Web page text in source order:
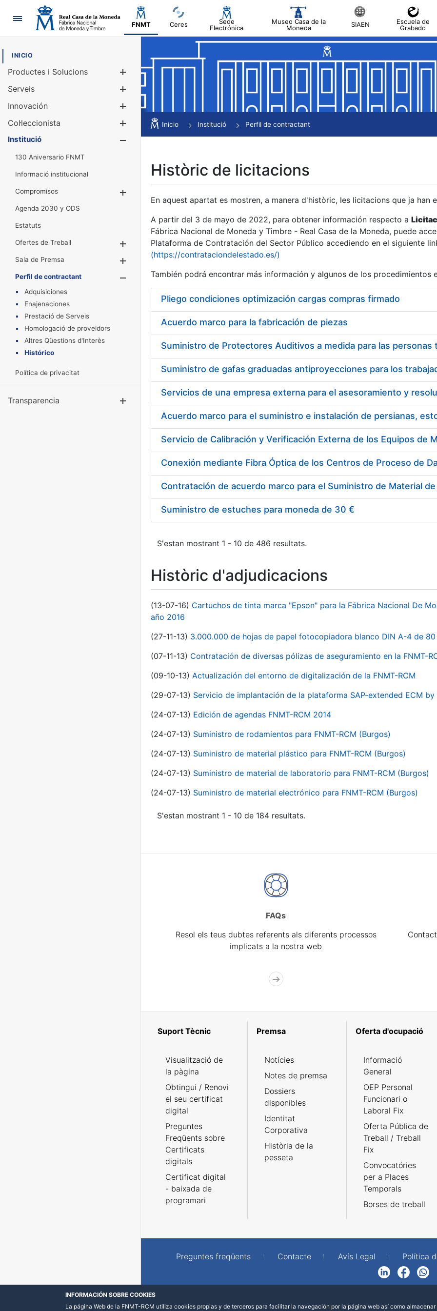
Navegació
FNMT Ceres
Sede
Electrónica
Museo Casa de la
Moneda
SIAEN
Escuela de
Grabado
INICIO
Productes i Solucions
Mostra/Amaga
Serveis
Innovación
Col·leccionista
Mostra/Amaga
Institució
130 Aniversario FNMT
Informació institucional
Compromisos
Agenda 2030 y ODS
Estatuts
Ofertes de Treball
Mostra/Amaga
Sala de Premsa
Mostra/Amaga
Perfil de contractant
Mostra/Amaga
Adquisiciones
Enajenaciones
Prestació de Serveis
Homologació de proveïdors
Altres Qüestions d'Interès
Histórico
Política de privacitat
Transparencia
Inicio Institució Perfil de contractant
Històric de licitacions
En aquest apartat es mostren, a manera d'històric, les licitacions que ja
A partir del 3 de mayo de 2022, para obtener información respecto a
Fábrica Nacional de Moneda y Timbre - Real Casa de la Moneda, puede
Plataforma de Contratación del Sector Público accediendo en el siguiente
(https://contrataciondelestado.es/)
También podrá encontrar más información y algunos de los procedimientos
Pliego condiciones optimización cargas compras firmado
Acuerdo marco para la fabricación de piezas
Acuerdo marco para el suministro e instalación de persianas,
Suministro de estuches para moneda de 30 €
S'estan mostrant 1 - 10 de 486 resultats.
Històric d'adjudicacions
(13-07-16) Cartuchos de tinta marca "Epson" para la Fábrica Nacional De
año 2016
(27-11-13) 3.000.000 de hojas de papel fotocopiadora blanco DIN A-4 de 80
(07-11-13) Contratación de diversas pólizas de aseguramiento en la FNMT-
(09-10-13) Actualización del entorno de digitalización de la FNMT-RCM
(29-07-13) Servicio de implantación de la plataforma SAP-extended ECM by
(24-07-13) Edición de agendas FNMT-RCM 2014
(24-07-13) Suministro de rodamientos para FNMT-RCM (Burgos)
(24-07-13) Suministro de material plástico para FNMT-RCM (Burgos)
(24-07-13) Suministro de material de laboratorio para FNMT-RCM (Burgos)
(24-07-13) Suministro de material electrónico para FNMT-RCM (Burgos)
S'estan mostrant 1 - 10 de 184 resultats.
FAQs
Resol els teus dubtes referents als diferents processos
implicats a la nostra web
Suport Tècnic
Visualització de
la pàgina
Obtingui / Renovi
el seu certificat
digital
Preguntes
Freqüents sobre
Certificats
digitals
Certificat digital
- baixada de
programari
Premsa
Notícies
Notes de premsa
Dossiers
disponibles
Identitat
Corporativa
Història de la
pesseta
Oferta d'ocupació
Informació
General
OEP Personal
Funcionari o
Laboral Fix
Oferta Pública de
Treball / Treball
Fix
Convocatóries
per a Places
Temporals
Borses de treball
Preguntes freqüents Contacte Avís Legal Política
FacebookWhatsApp
INFORMACIÓN SOBRE COOKIES
La página Web de la FNMT-RCM utiliza cookies propias y de terceros para facilitar la navegación por la página web así como